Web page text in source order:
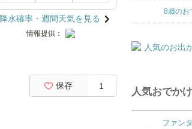
降水確率・週間天気を見る
情報提供：
保存 1
8歳のお
人気おでか
ファン